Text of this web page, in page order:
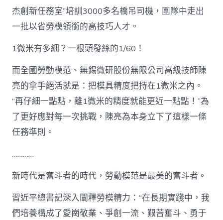
杰創新任務室”培訓3000多名橋吊司機，團隊中走出
一批以省勞模領銜的高技巧人才。
1微米有多細？一根頭發絲的1/60！
而全國勞動模范、無錫微研股份無限公司高級技師陳
亮的拿手絕活就是：把模具精度把持在1微米之內。
“再仔細一點點，離1微米的精度就能更近一點點！”為
了更好應對每一次挑戰，陳亮為本身立下了這樣一條
任務準則。
…………
新時代是奮斗者的時代，勞動模范是最美的奮斗者。
習近平總書記深入闡釋勞模精力：“在長期實踐中，我
們培養構成了愛崗敬業、爭創一流、艱苦奮斗、勇于